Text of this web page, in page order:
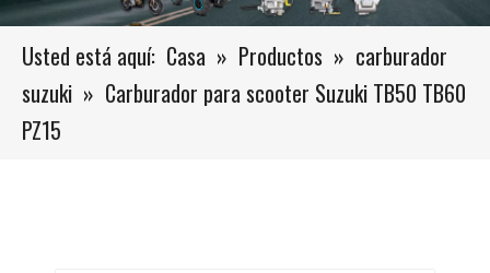
Usted está aquí: Casa » Productos » carburador
suzuki » Carburador para scooter Suzuki TB50 TB60
PZ15